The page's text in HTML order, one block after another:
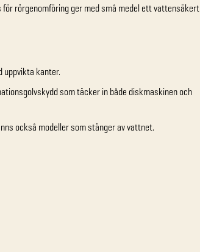
rörgenomföring ger med små medel ett vattensäkert
uppvikta kanter.
som täcker in både diskmaskinen och
också modeller som stänger av vattnet.